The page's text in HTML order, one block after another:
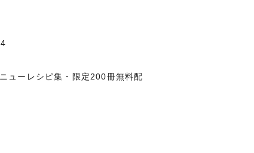
ューレシピ集・限定200冊無料配